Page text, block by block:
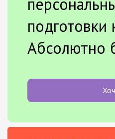
подготовки
Абсолютно